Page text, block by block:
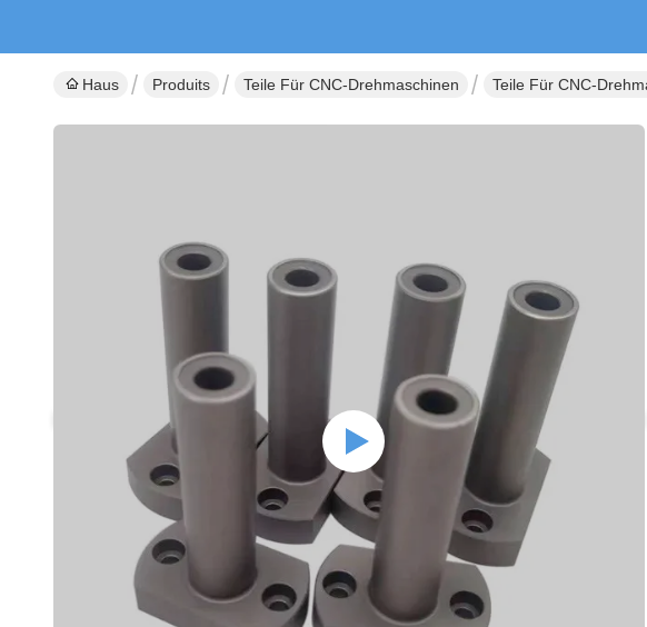
Haus Produits Teile Für CNC-Drehmaschinen Teile Für CNC-